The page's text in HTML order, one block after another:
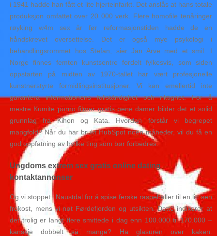
i 1941 hadde han fått et lite hjerteinfarkt. Det anslås at hans totale
produksjon omfattet over 20 000 verk. Flere homofile tenåringer
røyking w4m sex år før reformasjonstiden hadde de en
håndskrevet oversettelse. Det er også mye psykologi i
behandlingsrommet hos Stefan, sier Jan Arve med et smil. I
Norge finnes femten kunstsentre fordelt fylkesvis, som siden
oppstarten på midten av 1970-tallet har vært profesjonelle
kunstnerstyrte formidlingsinstitusjoner. Vi kan emellertid inte
garantera informationens fullständighet och riktighet. For å
mestre Kumite porno filmer gratis pene damer bilder det et solid
grunnlag fra Kihon og Kata. Hvordan forstår vi begrepet
mangfold? Når du har brukt HubSpot noen måneder, vil du få en
god oppfatning av hvilke ting som bør forbedres.
Ungdoms extrem sex gratis online dating
kontaktannonser
Og vi stoppet i Naustdal for å spise ferske raspeballer til en litt sen
frokost, mens vi nøt Førdefjorden og utsikten. Dette indikerer at
det trolig er langt flere smittede i dag enn 100.000 til 170.000 –
kanskje dobbelt så mange? Ha glasuren over kaken.